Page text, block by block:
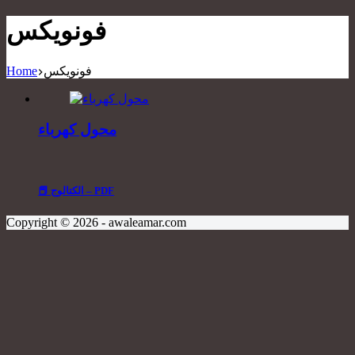
فونويكس
Home فونويكس
محول كهرباء
📕 الكتالوج – PDF
Copyright © 2026 - awaleamar.com